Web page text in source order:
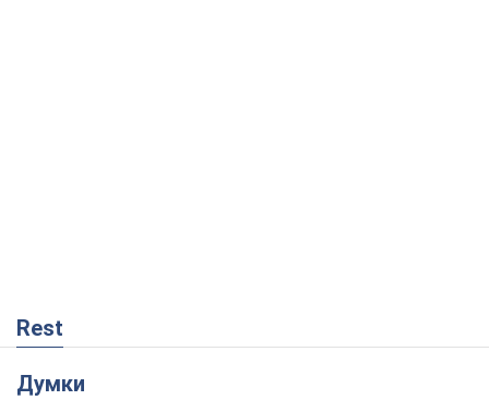
Rest
Думки